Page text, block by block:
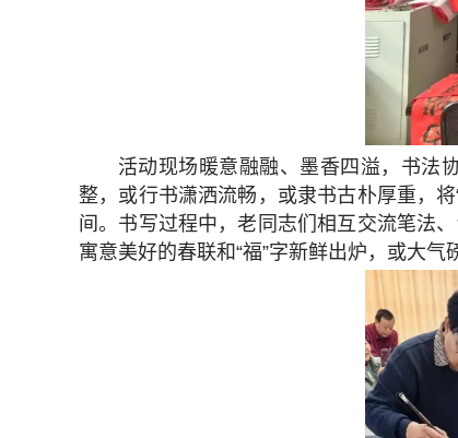
活动现场暖意融融、墨香四溢，书法
整，或行书潇洒流畅，或隶书古朴厚重，
间。书写过程中，老同志们相互交流笔法
寓意美好的春联和“福”字新鲜出炉，或大